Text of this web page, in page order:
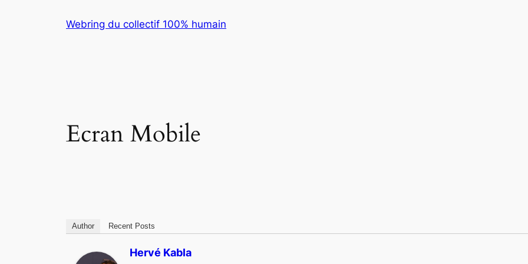
Webring du collectif 100% humain
Ecran Mobile
Author Recent Posts
Hervé Kabla